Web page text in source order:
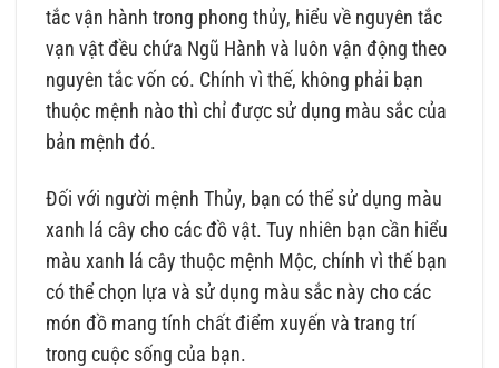
tắc vận hành trong phong thủy, hiểu về nguyên tắc
vạn vật đều chứa Ngũ Hành và luôn vận động theo
nguyên tắc vốn có. Chính vì thế, không phải bạn
thuộc mệnh nào thì chỉ được sử dụng màu sắc của
bản mệnh đó.
Đối với người mệnh Thủy, bạn có thể sử dụng màu
xanh lá cây cho các đồ vật. Tuy nhiên bạn cần hiểu
màu xanh lá cây thuộc mệnh Mộc, chính vì thế bạn
có thể chọn lựa và sử dụng màu sắc này cho các
món đồ mang tính chất điểm xuyến và trang trí
trong cuộc sống của bạn.